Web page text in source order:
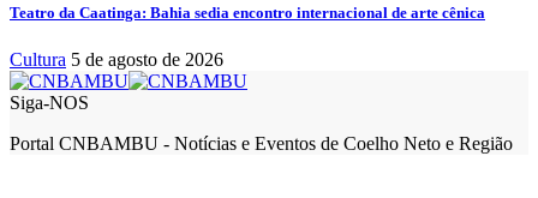
Teatro da Caatinga: Bahia sedia encontro internacional de arte cênica
Cultura 5 de agosto de 2026
Siga-NOS
Portal CNBAMBU - Notícias e Eventos de Coelho Neto e Região